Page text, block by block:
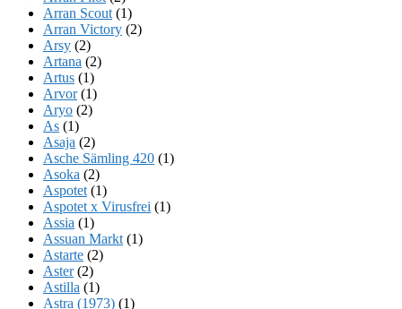
Arran Scout (1)
Arran Victory (2)
Arsy (2)
Artana (2)
Artus (1)
Arvor(1)
Aryo (2)
As (1)
Asaja (2)
Asche Sämling 420 (1)
Asoka (2)
Aspotet (1)
Aspotet x Virusfrei (1)
Assia (1)
Assuan Markt (1)
Astarte (2)
Aster(2)
Astilla (1)
Astra (1973) (1)